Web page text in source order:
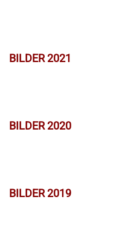
BILDER 2021
BILDER 2020
BILDER 2019